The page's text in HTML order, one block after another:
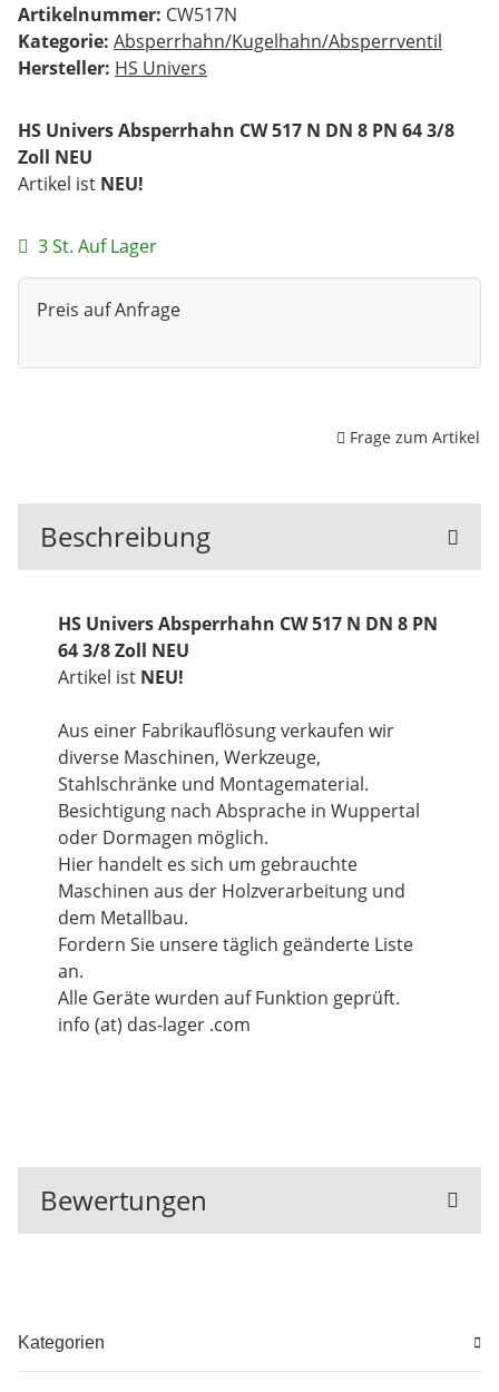
Artikelnummer: CW517N
Kategorie: Absperrhahn/Kugelhahn/Absperrventil
Hersteller: HS Univers
HS Univers Absperrhahn CW 517 N DN 8 PN 64 3/8
Zoll NEU
Artikel ist NEU!
3 St. Auf Lager
Preis auf Anfrage
Frage zum Artikel
Beschreibung
HS Univers Absperrhahn CW 517 N DN 8 PN
64 3/8 Zoll NEU
Artikel ist NEU!
Aus einer Fabrikauflösung verkaufen wir
diverse Maschinen, Werkzeuge,
Stahlschränke und Montagematerial.
Besichtigung nach Absprache in Wuppertal
oder Dormagen möglich.
Hier handelt es sich um gebrauchte
Maschinen aus der Holzverarbeitung und
dem Metallbau.
Fordern Sie unsere täglich geänderte Liste
an.
Alle Geräte wurden auf Funktion geprüft.
info (at) das-lager .com
Bewertungen
Kategorien